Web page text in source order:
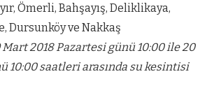
Ömerli, Bahşayış, Deliklikaya,
Dursunköy ve Nakkaş
Mart 2018 Pazartesi günü 10:00 ile 20
10:00 saatleri arasında su kesintisi